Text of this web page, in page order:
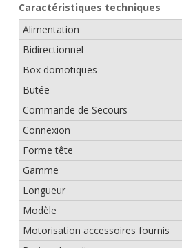
Caractéristiques techniques
Alimentation
Bidirectionnel
Box domotiques
Butée
Commande de Secours
Connexion
Forme tête
Gamme
Longueur
Modèle
Motorisation accessoires fournis